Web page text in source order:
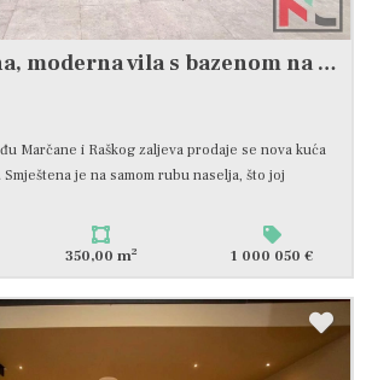
Istra, Marčana, moderna vila s bazenom na mirnoj lokaciji, #prodaja
Marčane i Raškog zaljeva prodaje se nova kuća
je na samom rubu naselja, što joj
350,00 m2 1 000 050 €